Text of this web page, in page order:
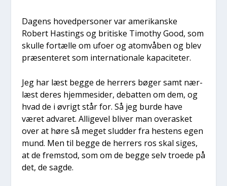
Dagens hoved­per­so­ner var ame­ri­kan­ske
Robert Hastings og bri­ti­ske Timo­t­hy Good, som
skul­le for­tæl­le om ufo­er og atom­vå­ben og blev
præ­sen­te­ret som inter­na­tio­na­le kapa­ci­te­ter.
Jeg har læst beg­ge de her­rers bøger samt nær­
læst deres hjem­mesi­der, debat­ten om dem, og
hvad de i øvrigt står for. Så jeg bur­de have
været adva­ret. Alli­ge­vel bli­ver man overa­sket
over at høre så meget slud­der fra hestens egen
mund. Men til beg­ge de her­rers ros skal siges,
at de frem­stod, som om de beg­ge selv tro­e­de på
det, de sag­de.